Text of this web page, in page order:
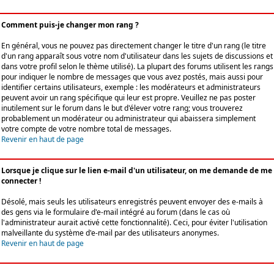
Comment puis-je changer mon rang ?
En général, vous ne pouvez pas directement changer le titre d'un rang (le titre
d'un rang apparaît sous votre nom d'utilisateur dans les sujets de discussions et
dans votre profil selon le thème utilisé). La plupart des forums utilisent les rangs
pour indiquer le nombre de messages que vous avez postés, mais aussi pour
identifier certains utilisateurs, exemple : les modérateurs et administrateurs
peuvent avoir un rang spécifique qui leur est propre. Veuillez ne pas poster
inutilement sur le forum dans le but d'élever votre rang; vous trouverez
probablement un modérateur ou administrateur qui abaissera simplement
votre compte de votre nombre total de messages.
Revenir en haut de page
Lorsque je clique sur le lien e-mail d'un utilisateur, on me demande de me
connecter !
Désolé, mais seuls les utilisateurs enregistrés peuvent envoyer des e-mails à
des gens via le formulaire d'e-mail intégré au forum (dans le cas où
l'administrateur aurait activé cette fonctionnalité). Ceci, pour éviter l'utilisation
malveillante du système d'e-mail par des utilisateurs anonymes.
Revenir en haut de page